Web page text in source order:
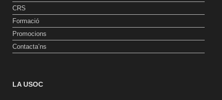
CRS
Formació
Promocions
Contacta’ns
LA USOC